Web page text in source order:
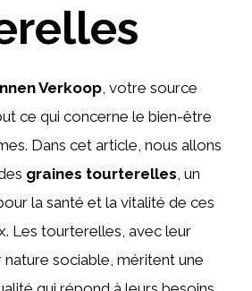
Verkoop , votre source
ce qui concerne le bien-être
Dans cet article, nous allons
graines tourterelles , un
la santé et la vitalité de ces
Les tourterelles, avec leur
sociable, méritent une